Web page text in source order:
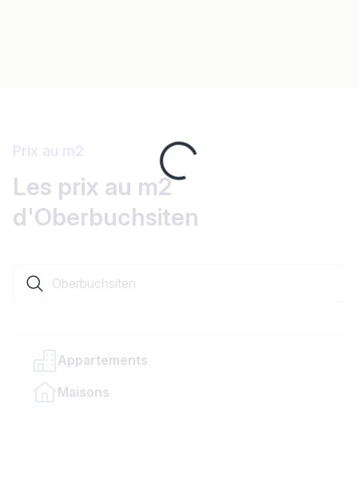
Loading...
Prix au m2
Les prix au m2
d'Oberbuchsiten
Appartements
Maisons